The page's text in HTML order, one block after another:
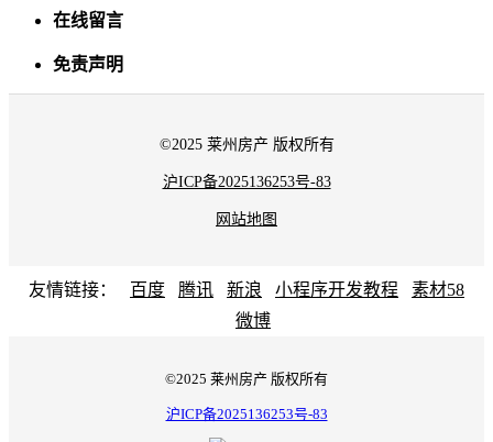
在线留言
免责声明
©2025 莱州房产 版权所有
沪ICP备2025136253号-83
网站地图
友情链接： 百度 腾讯 新浪 小程序开发教程
素材58
微博
©2025 莱州房产 版权所有
沪ICP备2025136253号-83